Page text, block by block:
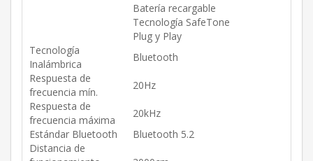
Batería recargable
Tecnología SafeTone
Plug y Play
Tecnología
Inalámbrica
Bluetooth
Respuesta de
frecuencia mín.
20Hz
Respuesta de
frecuencia máxima
20kHz
Estándar Bluetooth
Bluetooth 5.2
Distancia de